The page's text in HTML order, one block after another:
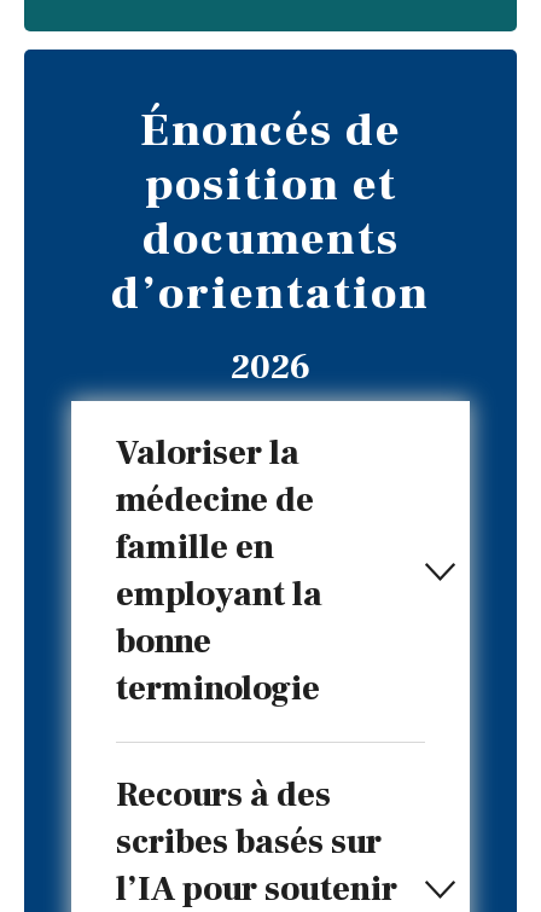
Énoncés de
position et
documents
d’orientation
2026
Valoriser la
médecine de
famille en
employant la
bonne
terminologie
Recours à des
scribes basés sur
l’IA pour soutenir